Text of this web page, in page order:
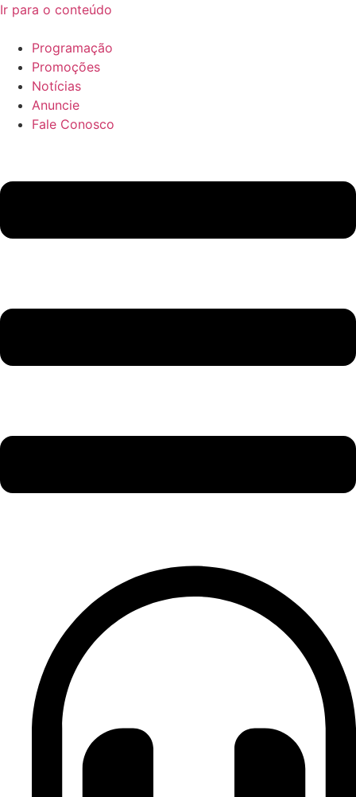
Ir para o conteúdo
Programação
Promoções
Notícias
Anuncie
Fale Conosco